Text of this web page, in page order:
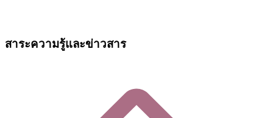
สาระความรู้และข่าวสาร